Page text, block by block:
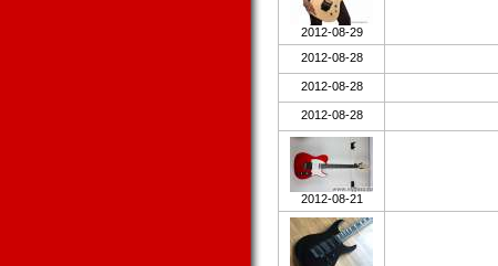
2012-08-29
2012-08-28
2012-08-28
2012-08-28
2012-08-21